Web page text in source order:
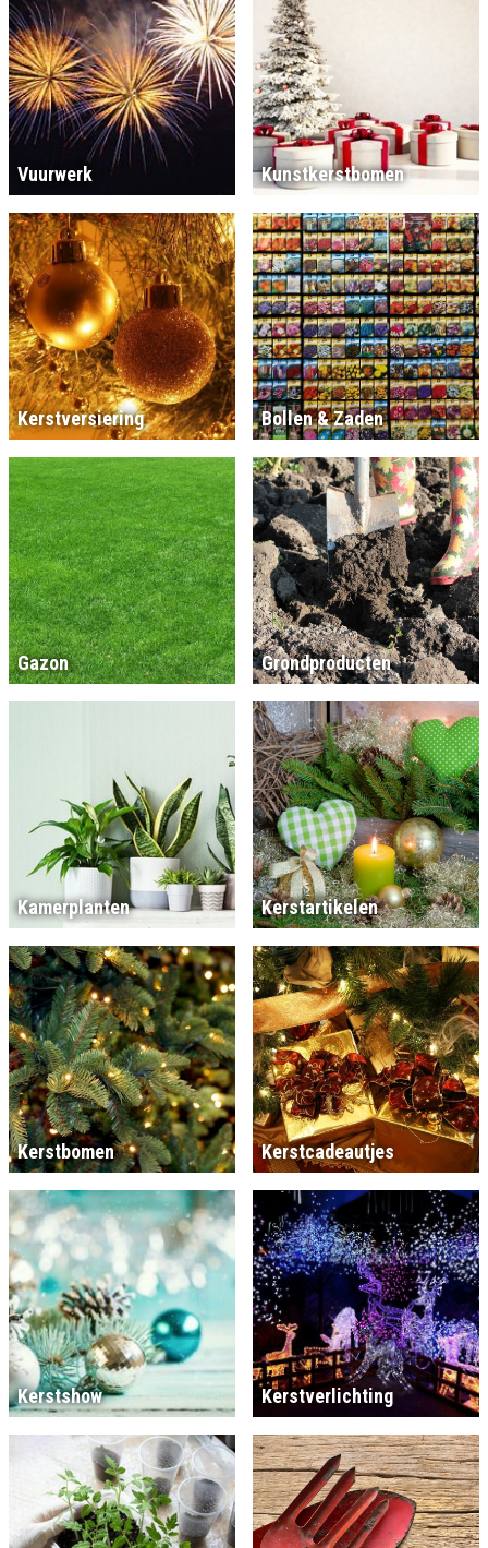
Vuurwerk Kunstkerstbomen
Kerstversiering Bollen & Zaden
Gazon Grondproducten
Kamerplanten Kerstartikelen
Kerstbomen Kerstcadeautjes
Kerstshow Kerstverlichting